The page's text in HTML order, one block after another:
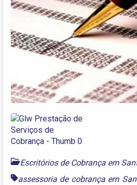
Escritórios de Cobrança em
assessoria de cobrança em